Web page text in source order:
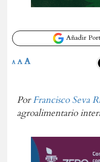
Añadir
A A A
PorFrancisco Seva
agroalimentario